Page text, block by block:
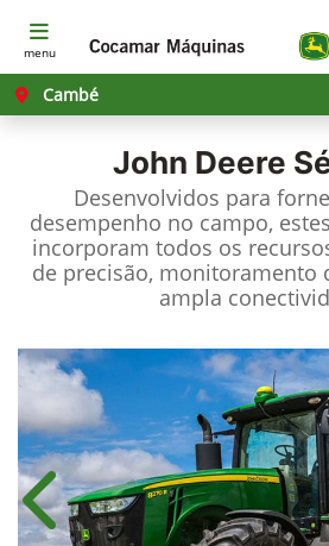
menu
Cambé
John Deere
Desenvolvidos para
desempenho no campo,
incorporam todos os
de precisão, monitoramento
ampla
Anterior